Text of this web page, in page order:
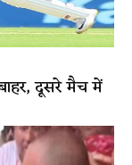
दूसरे मैच में